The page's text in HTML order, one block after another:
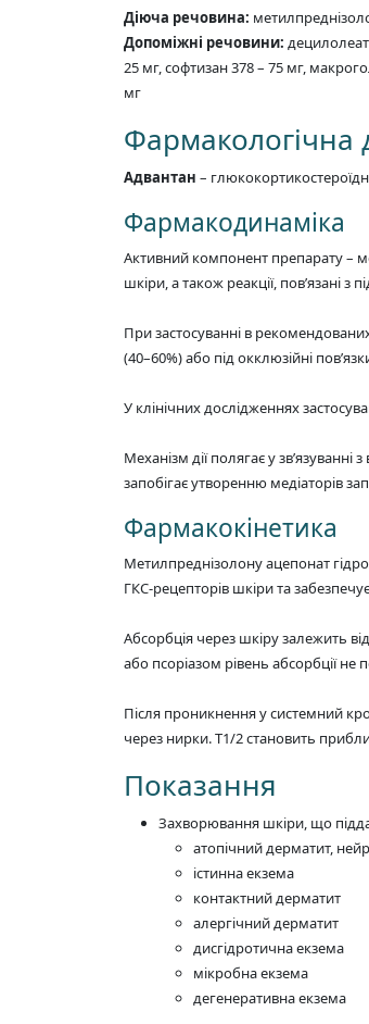
Діюча речовина:
Допоміжні речовини:
25 мг, софтизан 378 – 75 мг,
мг
Фармакологічна
Адвантан –
Фармакодинаміка
Активний компонент препарату –
шкіри, а також реакції, пов’язані
При застосуванні в
(40–60%) або під окклюзійні
У клінічних дослідженнях
Механізм дії полягає у
запобігає утворенню медіаторів
Фармакокінетика
Метилпреднізолону ацепонат
ГКС-рецепторів шкіри та
Абсорбція через шкіру залежить
або псоріазом рівень абсорбції
Після проникнення у системний
через нирки. T1/2 становить
Показання
Захворювання шкіри, що
атопічний дерматит,
істинна екзема
контактний дерматит
алергічний дерматит
дисгідротична екзема
мікробна екзема
дегенеративна екзема